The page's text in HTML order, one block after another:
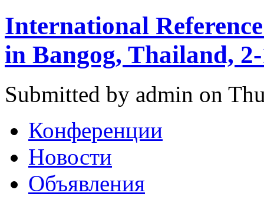
International
in Bangog, Thailand,
Submitted by admin on
Конференции
Новости
Объявления